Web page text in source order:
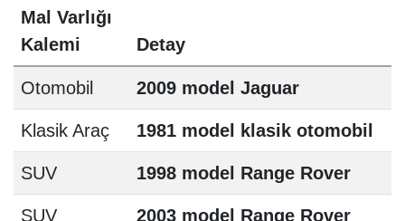
Mal Varlığı
Kalemi
Detay
Otomobil 2009 model Jaguar
Klasik Araç 1981 model klasik otomobil
SUV 1998 model Range Rover
SUV 2003 model Range Rover